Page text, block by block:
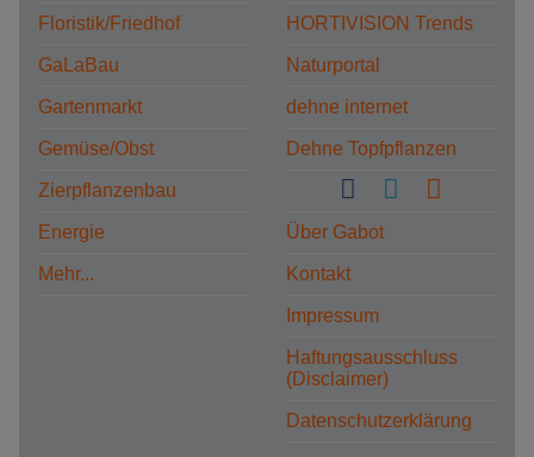
Floristik/Friedhof
GaLaBau
Gartenmarkt
Gemüse/Obst
Zierpflanzenbau
Energie
Mehr...
HORTIVISION Trends
Naturportal
dehne internet
Dehne Topfpflanzen
Über Gabot
Kontakt
Impressum
Haftungsausschluss
(Disclaimer)
Datenschutzerklärung